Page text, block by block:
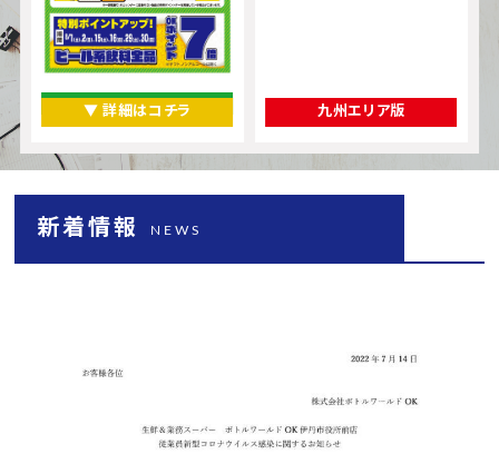
▼ 詳細はコチラ 九州エリア版
新着情報 NEWS